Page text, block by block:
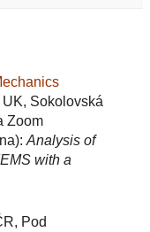
Sokolovská
Zoom
Analysis of
with a
Pod